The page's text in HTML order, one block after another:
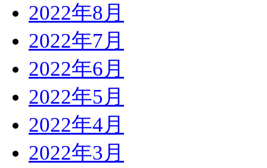
2022年8月
2022年7月
2022年6月
2022年5月
2022年4月
2022年3月